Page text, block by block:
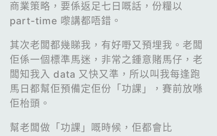
商業策略，要係返足七日嘅話，份糧以
part-time 嚟講都唔錯。
其次老闆都幾睇我，有好嘢又預埋我。老闆
佢係一個標準馬迷，非常之鍾意賭馬仔，老
闆知我入 data 又快又準，所以叫我每逢跑
馬日都幫佢預備定佢份「功課」，賽前放喺
佢枱頭。
幫老闆做「功課」嘅時候，佢都會比